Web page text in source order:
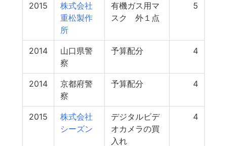
2015
株式会社
重松製作
所
有機ガス用マ
スク 外１点
5
2014
山口県警
察
予算配分 4
2014
京都府警
察
予算配分 4
2015
株式会社
シーズン
デジタルビデ
オカメラの買
入れ
4